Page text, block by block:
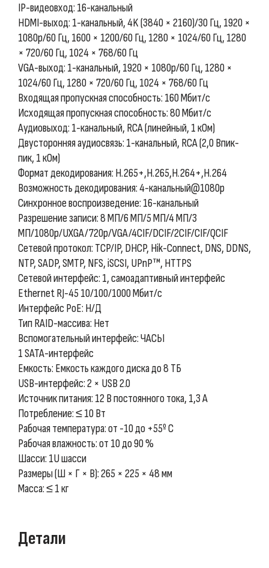
IP-видеовход: 16-канальный
HDMI-выход: 1-канальный, 4K (3840 × 2160)/30 Гц, 1920 ×
1080p/60 Гц, 1600 × 1200/60 Гц, 1280 × 1024/60 Гц, 1280
× 720/60 Гц, 1024 × 768/60 Гц
VGA-выход: 1-канальный, 1920 × 1080p/60 Гц, 1280 ×
1024/60 Гц, 1280 × 720/60 Гц, 1024 × 768/60 Гц
Входящая пропускная способность: 160 Мбит/с
Исходящая пропускная способность: 80 Мбит/с
Аудиовыход: 1-канальный, RCA (линейный, 1 кОм)
Двусторонняя аудиосвязь: 1-канальный, RCA (2,0 Впик-
пик, 1 кОм)
Формат декодирования: H.265+,H.265,H.264+,H.264
Возможность декодирования: 4-канальный@1080p
Синхронное воспроизведение: 16-канальный
Разрешение записи: 8 МП/6 МП/5 МП/4 МП/3
МП/1080p/UXGA/720p/VGA/4CIF/DCIF/2CIF/CIF/QCIF
Сетевой протокол: TCP/IP, DHCP, Hik-Connect, DNS, DDNS,
NTP, SADP, SMTP, NFS, iSCSI, UPnP™, HTTPS
Сетевой интерфейс: 1, самоадаптивный интерфейс
Ethernet RJ-45 10/100/1000 Мбит/с
Интерфейс PoE: Н/Д
Тип RAID-массива: Нет
Вспомогательный интерфейс: ЧАСЫ
1 SATA-интерфейс
Емкость: Емкость каждого диска до 8 ТБ
USB-интерфейс: 2 × USB 2.0
Источник питания: 12 В постоянного тока, 1,3 А
Потребление: ≤ 10 Вт
Рабочая температура: от -10 до +55º C
Рабочая влажность: от 10 до 90 %
Шасси: 1U шасси
Размеры (Ш × Г × В): 265 × 225 × 48 мм
Масса: ≤ 1 кг
Детали